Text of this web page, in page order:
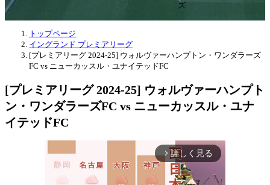
ズ
トップページ
イングランド プレミアリーグ
[プレミアリーグ 2024-25] ウォルヴァーハンプトン・ワンダラーズ
FC vs ニューカッスル・ユナイテッドFC
[プレミアリーグ 2024-25] ウォルヴァーハンプト
ン・ワンダラーズFC vs ニューカッスル・ユナ
イテッドFC
arrow_forward_ios 詳しく見る